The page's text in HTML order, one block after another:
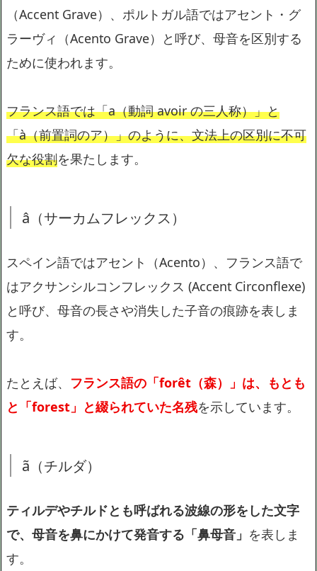
（Accent Grave）、ポルトガル語ではアセント・グ
ラーヴィ（Acento Grave）と呼び、母音を区別する
ために使われます。
フランス語では「a（動詞 avoir の三人称）」と
「à（前置詞のア）」のように、文法上の区別に不可
欠な役割を果たします。
â（サーカムフレックス）
スペイン語ではアセント（Acento）、フランス語で
はアクサンシルコンフレックス (Accent Circonflexe)
と呼び、母音の長さや消失した子音の痕跡を表しま
す。
たとえば、 フランス語の「forêt（森）」は、もとも
と「forest」と綴られていた名残を示しています。
ã（チルダ）
ティルデやチルドとも呼ばれる波線の形をした文字
で、母音を鼻にかけて発音する「鼻母音」 を表しま
す。